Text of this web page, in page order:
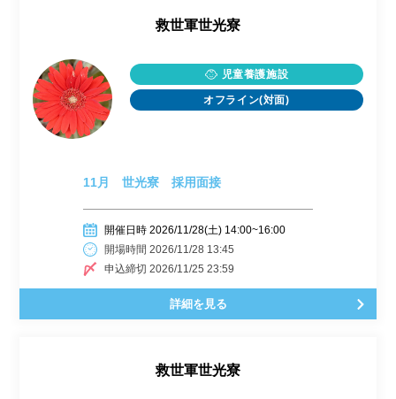
救世軍世光寮
児童養護施設
オフライン(対面)
11月 世光寮 採用面接
開催日時 2026/11/28(土) 14:00~16:00
開場時間 2026/11/28 13:45
申込締切 2026/11/25 23:59
詳細を見る
救世軍世光寮